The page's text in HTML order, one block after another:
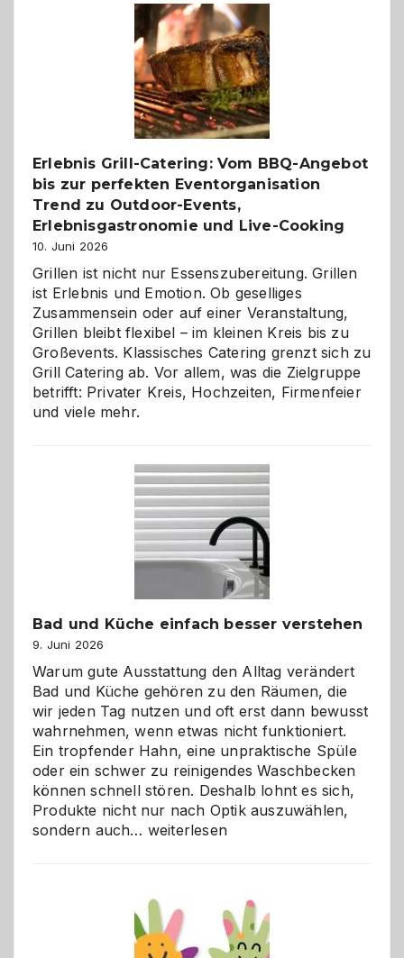
–
die
Gelegenheit,
neue
Reiseziele
zu
entdecken
Erlebnis Grill-Catering: Vom BBQ-Angebot
bis zur perfekten Eventorganisation
Trend zu Outdoor-Events,
Erlebnisgastronomie und Live-Cooking
10. Juni 2026
Grillen ist nicht nur Essenszubereitung. Grillen
ist Erlebnis und Emotion. Ob geselliges
Zusammensein oder auf einer Veranstaltung,
Grillen bleibt flexibel – im kleinen Kreis bis zu
Großevents. Klassisches Catering grenzt sich zu
Grill Catering ab. Vor allem, was die Zielgruppe
betrifft: Privater Kreis, Hochzeiten, Firmenfeier
und viele mehr.
Bad und Küche einfach besser verstehen
9. Juni 2026
Warum gute Ausstattung den Alltag verändert
Bad und Küche gehören zu den Räumen, die
wir jeden Tag nutzen und oft erst dann bewusst
wahrnehmen, wenn etwas nicht funktioniert.
Ein tropfender Hahn, eine unpraktische Spüle
oder ein schwer zu reinigendes Waschbecken
können schnell stören. Deshalb lohnt es sich,
Produkte nicht nur nach Optik auszuwählen,
sondern auch… Bad
besser
verstehen
weiterlesen